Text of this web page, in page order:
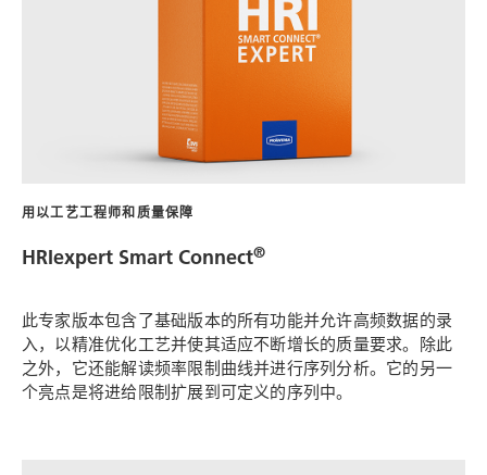
用以工艺工程师和质量保障
HRIexpert Smart Connect®
此专家版本包含了基础版本的所有功能并允许高频数据的录
入，以精准优化工艺并使其适应不断增长的质量要求。除此
之外，它还能解读频率限制曲线并进行序列分析。它的另一
个亮点是将进给限制扩展到可定义的序列中。